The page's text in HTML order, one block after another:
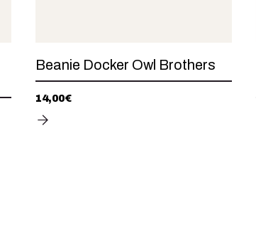
Beanie Docker Owl Brothers
14,00€